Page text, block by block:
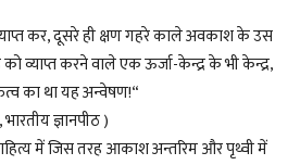
कर, दूसरे ही क्षण गहरे काले अवकाश के उस
को व्याप्त करने वाले एक ऊर्जा-केन्द्र के भी केन्द्र,
का था यह अन्वेषण!“
ज्ञानपीठ )
में जिस तरह आकाश अन्तरिम और पृथ्वी में